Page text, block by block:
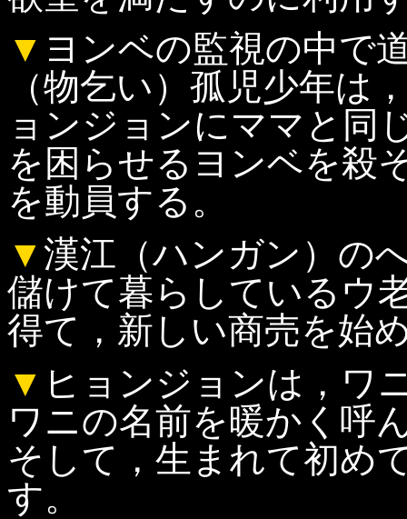
▼ ヨンベの監視の中で
（物乞い）孤児少年は
ョンジョンにママと同
を困らせるヨンベを殺
を動員する。
▼漢江（ハンガン）の
儲けて暮らしているウ
得て，新しい商売を始
▼ ヒョンジョンは，ワ
ワニの名前を暖かく呼
そして，生まれて初め
す。